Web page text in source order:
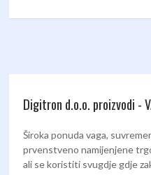
Digitron d.o.o. proizvodi -
Široka ponuda vaga,
prvenstveno namijenjene
ali se koristiti svugdje gdje